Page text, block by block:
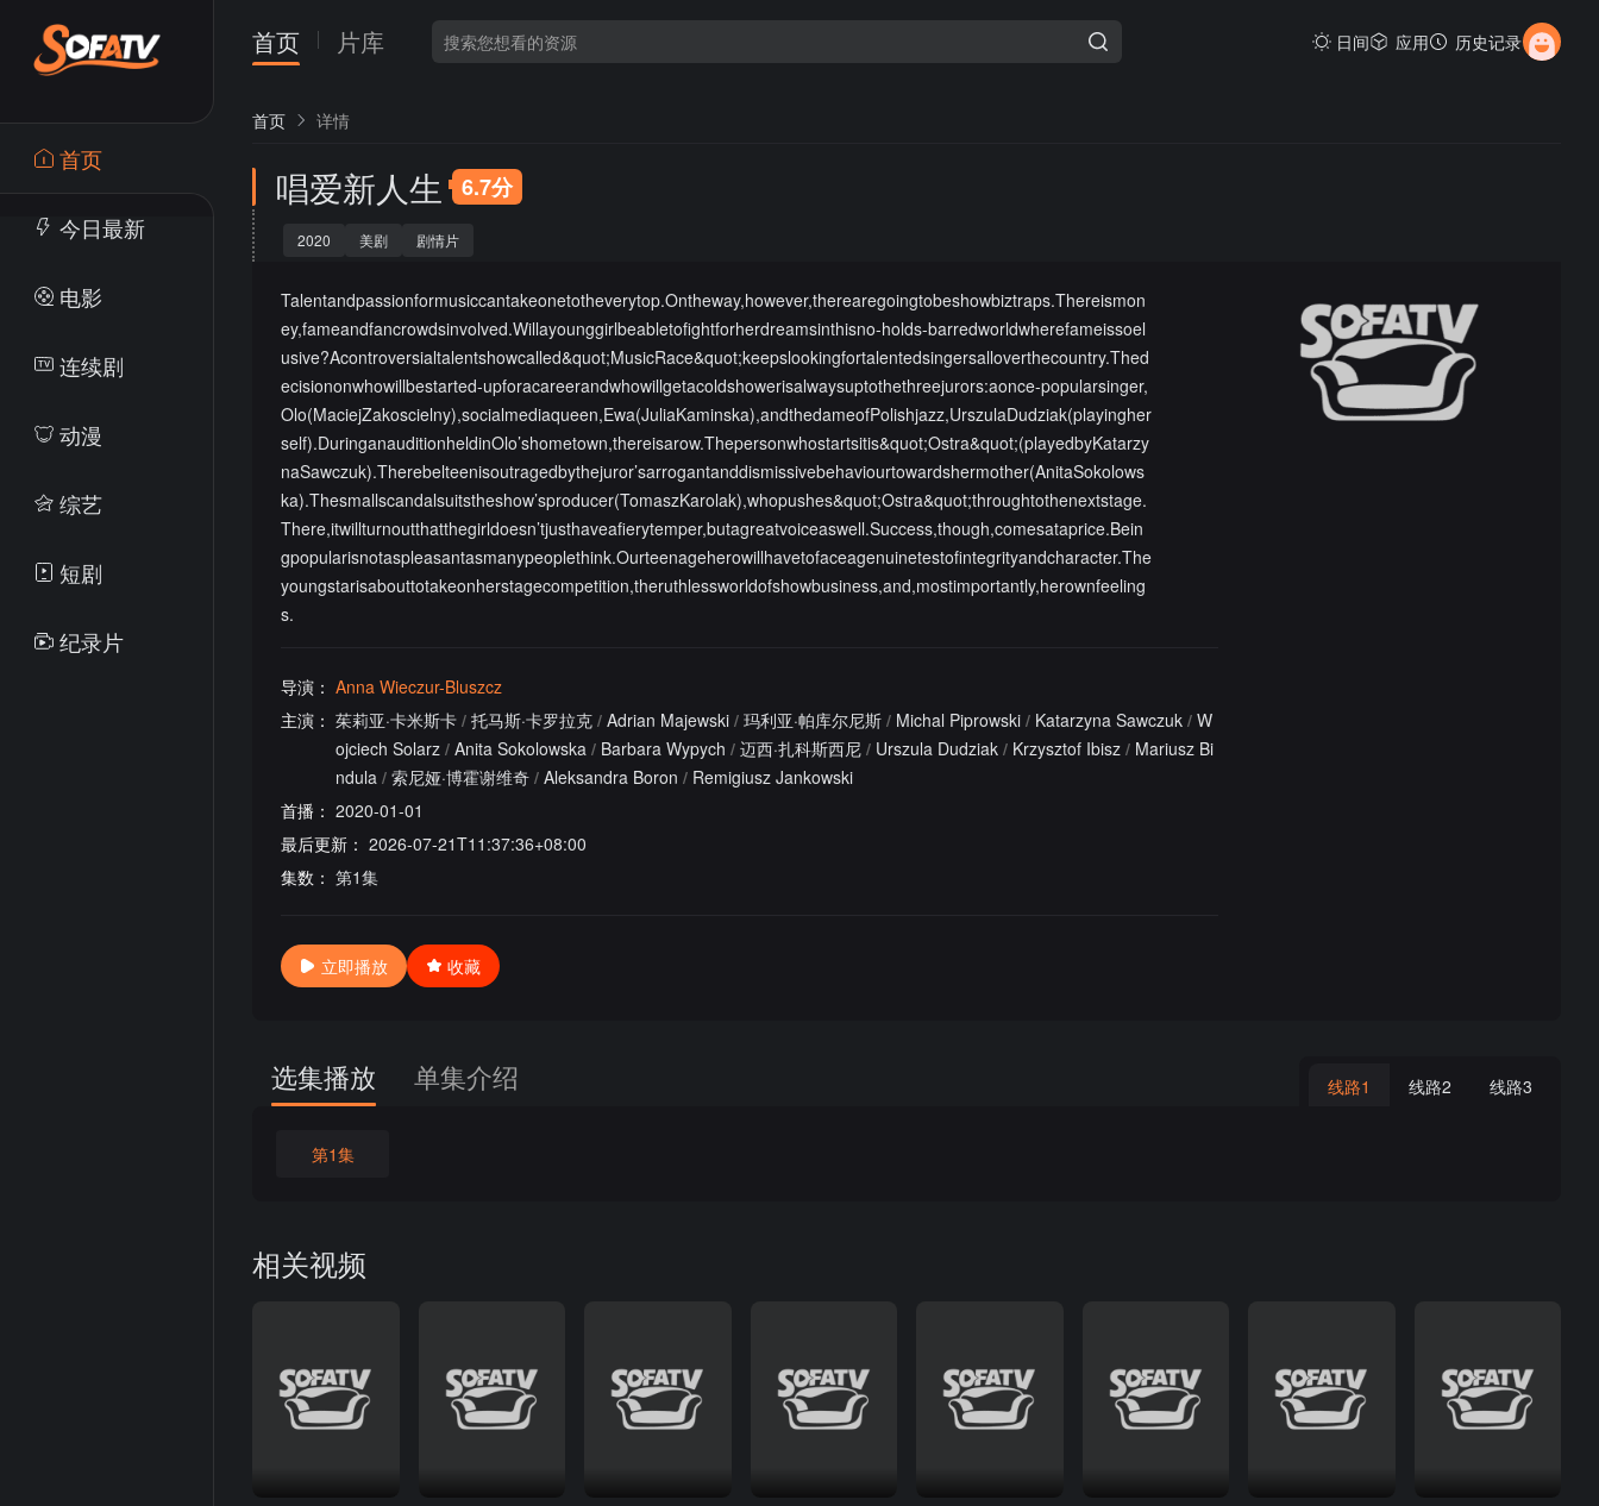
首页
今日最新
电影
连续剧
动漫
综艺
短剧
纪录片
首页 片库 日间 应用 历史记录
首页 详情
唱爱新人生 6.7分
2020 美剧 剧情片
Talentandpassionformusiccantakeonetotheverytop.Ontheway,however,therearegoingtobeshowbiztraps.Thereismon
ey,fameandfancrowdsinvolved.Willayounggirlbeabletofightforherdreamsinthisno-holds-barredworldwherefameissoel
usive?Acontroversialtalentshowcalled&quot;MusicRace&quot;keepslookingfortalentedsingersalloverthecountry.Thed
ecisiononwhowillbestarted-upforacareerandwhowillgetacoldshowerisalwaysuptothethreejurors:aonce-popularsinger,
Olo(MaciejZakoscielny),socialmediaqueen,Ewa(JuliaKaminska),andthedameofPolishjazz,UrszulaDudziak(playingher
self).DuringanauditionheldinOlo’shometown,thereisarow.Thepersonwhostartsitis&quot;Ostra&quot;(playedbyKatarzy
naSawczuk).Therebelteenisoutragedbythejuror’sarrogantanddismissivebehaviourtowardshermother(AnitaSokolows
ka).Thesmallscandalsuitstheshow’sproducer(TomaszKarolak),whopushes&quot;Ostra&quot;throughtothenextstage.
There,itwillturnoutthatthegirldoesn’tjusthaveafierytemper,butagreatvoiceaswell.Success,though,comesataprice.Bein
gpopularisnotaspleasantasmanypeoplethink.Ourteenageherowillhavetofaceagenuinetestofintegrityandcharacter.The
youngstarisabouttotakeonherstagecompetition,theruthlessworldofshowbusiness,and,mostimportantly,herownfeeling
s.
导演： Anna Wieczur-Bluszcz
主演： 茱莉亚·卡米斯卡 / 托马斯·卡罗拉克 / Adrian Majewski / 玛利亚·帕库尔尼斯 / Michal Piprowski / Katarzyna Sawczuk / W
ojciech Solarz / Anita Sokolowska / Barbara Wypych / 迈西·扎科斯西尼 / Urszula Dudziak / Krzysztof Ibisz / Mariusz Bi
ndula / 索尼娅·博霍谢维奇 / Aleksandra Boron / Remigiusz Jankowski
首播： 2020-01-01
最后更新： 2026-07-21T11:37:36+08:00
集数： 第1集
立即播放 收藏
选集播放 单集介绍 线路1 线路2 线路3
第1集
相关视频